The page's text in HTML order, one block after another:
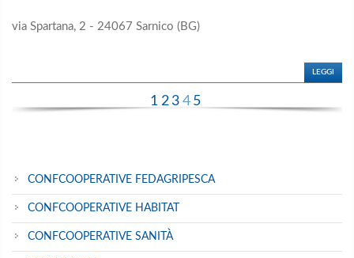
via Spartana, 2 - 24067 Sarnico (BG)
LEGGI
1 2 3 4 5
CONFCOOPERATIVE FEDAGRIPESCA
CONFCOOPERATIVE HABITAT
CONFCOOPERATIVE SANITÀ